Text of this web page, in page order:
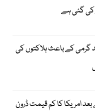
کی گئی ہے
گرمی کے باعث ہلاکتوں کی
امریکا کا کم قیمت ڈرون